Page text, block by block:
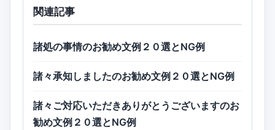
関連記事
諸処の事情のお勧め文例２０選とNG例
諸々承知しましたのお勧め文例２０選とNG例
諸々ご対応いただきありがとうございますのお
勧め文例２０選とNG例